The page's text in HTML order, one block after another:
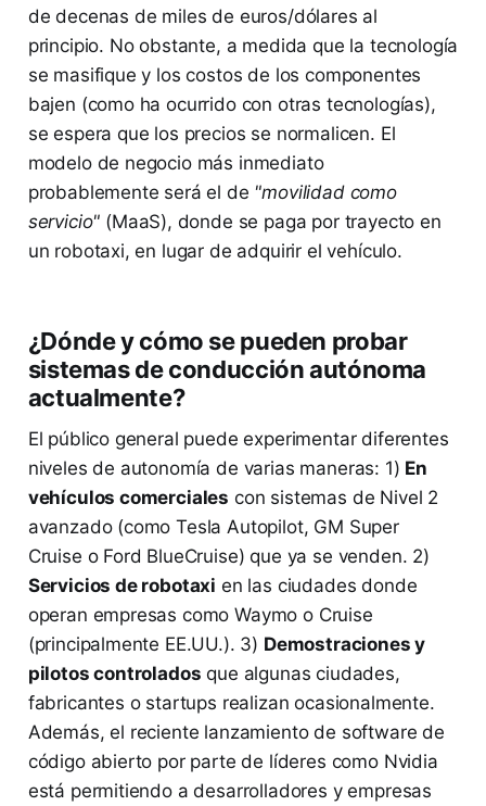
de decenas de miles de euros/dólares al
principio. No obstante, a medida que la tecnología
se masifique y los costos de los componentes
bajen (como ha ocurrido con otras tecnologías),
se espera que los precios se normalicen. El
modelo de negocio más inmediato
probablemente será el de "movilidad como
servicio" (MaaS), donde se paga por trayecto en
un robotaxi, en lugar de adquirir el vehículo.
¿Dónde y cómo se pueden probar
sistemas de conducción autónoma
actualmente?
El público general puede experimentar diferentes
niveles de autonomía de varias maneras: 1) En
vehículos comerciales con sistemas de Nivel 2
avanzado (como Tesla Autopilot, GM Super
Cruise o Ford BlueCruise) que ya se venden. 2)
Servicios de robotaxi en las ciudades donde
operan empresas como Waymo o Cruise
(principalmente EE.UU.). 3) Demostraciones y
pilotos controlados que algunas ciudades,
fabricantes o startups realizan ocasionalmente.
Además, el reciente lanzamiento de software de
código abierto por parte de líderes como Nvidia
está permitiendo a desarrolladores y empresas